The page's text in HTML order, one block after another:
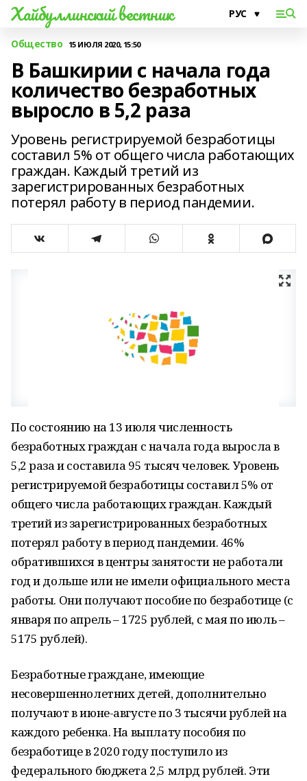
Хайбуллинский вестник
Общество 15 ИЮЛЯ 2020, 15:50
В Башкирии с начала года
количество безработных
выросло в 5,2 раза
Уровень регистрируемой безработицы
составил 5% от общего числа работающих
граждан. Каждый третий из
зарегистрированных безработных
потерял работу в период пандемии.
По состоянию на 13 июля численность
безработных граждан с начала года выросла в
5,2 раза и составила 95 тысяч человек. Уровень
регистрируемой безработицы составил 5% от
общего числа работающих граждан. Каждый
третий из зарегистрированных безработных
потерял работу в период пандемии. 46%
обратившихся в центры занятости не работали
год и дольше или не имели официального места
работы. Они получают пособие по безработице (с
января по апрель – 1725 рублей, с мая по июль –
5175 рублей).
Безработные граждане, имеющие
несовершеннолетних детей, дополнительно
получают в июне-августе по 3 тысячи рублей на
каждого ребенка. На выплату пособия по
безработице в 2020 году поступило из
федерального бюджета 2,5 млрд рублей. Эти